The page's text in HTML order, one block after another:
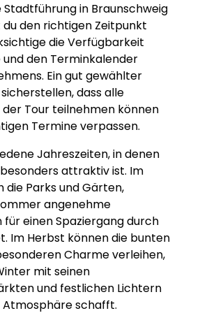
Stadtführung in Braunschweig
den richtigen Zeitpunkt
die Verfügbarkeit
den Terminkalender
Ein gut gewählter
dass alle
Tour teilnehmen können
Termine verpassen.
Jahreszeiten, in denen
attraktiv ist. Im
die Parks und Gärten,
angenehme
einen Spaziergang durch
Im Herbst können die bunten
Charme verleihen,
mit seinen
und festlichen Lichtern
Atmosphäre schafft.